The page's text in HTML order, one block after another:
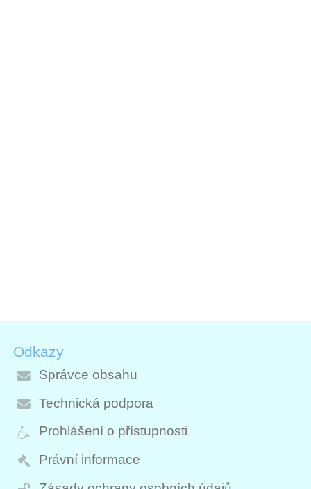
Odkazy
Správce obsahu
Technická podpora
Prohlášení o přístupnosti
Právní informace